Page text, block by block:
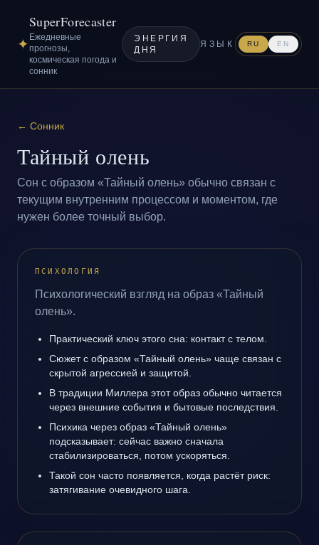
✦
SuperForecaster
Ежедневные
прогнозы,
космическая погода и
сонник
ЭНЕРГИЯ
ДНЯ
ЯЗЫК RU EN
← Сонник
Тайный олень
Сон с образом «Тайный олень» обычно связан с
текущим внутренним процессом и моментом, где
нужен более точный выбор.
ПСИХОЛОГИЯ
Психологический взгляд на образ «Тайный
олень».
Практический ключ этого сна: контакт с телом.
Сюжет с образом «Тайный олень» чаще связан с
скрытой агрессией и защитой.
В традиции Миллера этот образ обычно читается
через внешние события и бытовые последствия.
Психика через образ «Тайный олень»
подсказывает: сейчас важно сначала
стабилизироваться, потом ускоряться.
Такой сон часто появляется, когда растёт риск:
затягивание очевидного шага.